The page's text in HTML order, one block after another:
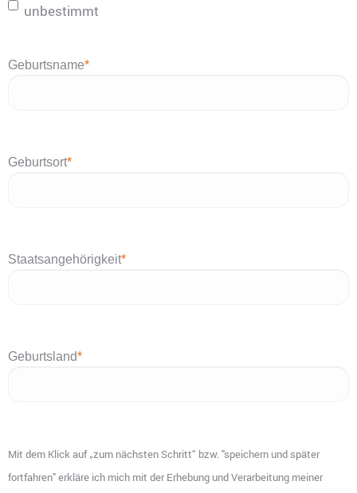
unbestimmt
Geburtsname*
Geburtsort*
Staatsangehörigkeit*
Geburtsland*
Mit dem Klick auf „zum nächsten Schritt“ bzw. "speichern und später
fortfahren" erkläre ich mich mit der Erhebung und Verarbeitung meiner